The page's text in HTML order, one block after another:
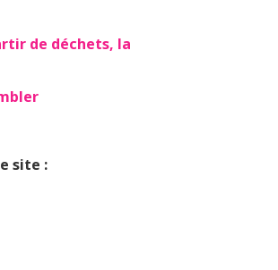
de déchets, la
site :